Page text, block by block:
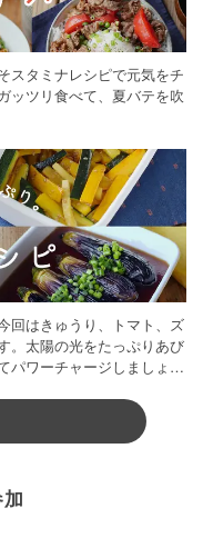
スタミナレシピで元気をチ
ッツリ食べて、夏バテを吹
回はきゅうり、トマト、ズ
。太陽の光をたっぷりあび
パワーチャージしましょう